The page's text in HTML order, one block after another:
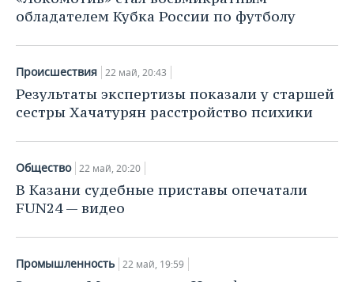
обладателем Кубка России по футболу
Происшествия 22 май, 20:43
Результаты экспертизы показали у старшей
сестры Хачатурян расстройство психики
Общество 22 май, 20:20
В Казани судебные приставы опечатали
FUN24 — видео
Промышленность 22 май, 19:59